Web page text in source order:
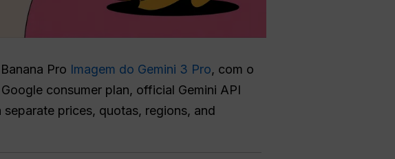
Pro Imagem do Gemini 3 Pro, com o
consumer plan, official Gemini API
prices, quotas, regions, and